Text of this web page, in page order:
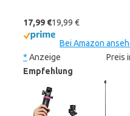
17,99 €19,99 €
Bei Amazon
* Anzeige
Preis
Empfehlung